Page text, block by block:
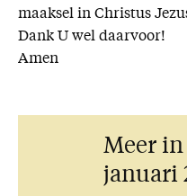
maaksel in Christus
Dank U wel daarvoor!
Amen
Meer in
januari